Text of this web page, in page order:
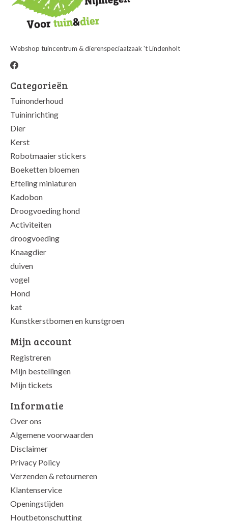
Webshop tuincentrum & dierenspeciaalzaak 't Lindenholt
Categorieën
Tuinonderhoud
Tuininrichting
Dier
Kerst
Robotmaaier stickers
Boeketten bloemen
Efteling miniaturen
Kadobon
Droogvoeding hond
Activiteiten
droogvoeding
Knaagdier
duiven
vogel
Hond
kat
Kunstkerstbomen en kunstgroen
Mijn account
Registreren
Mijn bestellingen
Mijn tickets
Informatie
Over ons
Algemene voorwaarden
Disclaimer
Privacy Policy
Verzenden & retourneren
Klantenservice
Openingstijden
Houtbetonschutting